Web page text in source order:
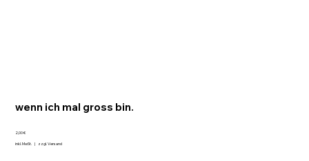
wenn ich mal gross bin.
Preis
2,00 €
inkl. MwSt. | zzgl. Versand